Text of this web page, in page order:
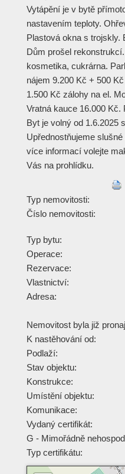
Vytápění je v bytě
nastavením teploty.
Plastová okna s trojskly.
Dům prošel
kosmetika, cukrárna.
nájem 9.200 Kč + 500
1.500 Kč zálohy na el.
Vratná kauce 16.000 Kč.
Byt je volný od 1.6.2025
Upřednostňujeme
více informací volejte
Vás na prohlídku.
Typ nemovitosti:
Číslo nemovitosti:
Typ bytu:
Operace:
Rezervace:
Vlastnictví:
Adresa:
Nemovitost byla již
K nastěhování od:
Podlaží:
Stav objektu:
Konstrukce:
Umístění objektu:
Komunikace:
Vydaný certifikát:
G - Mimořádně
Typ certifikátu: